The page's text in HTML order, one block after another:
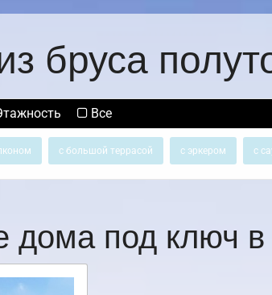
бруса
Все
с большой террасой с эркером с
дома под ключ